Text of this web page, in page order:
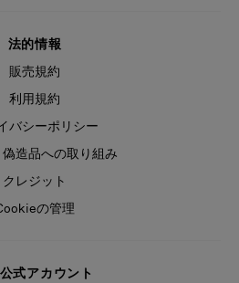
法的情報
販売規約
利用規約
バシーポリシー
造品への取り組み
クレジット
の管理
式アカウント